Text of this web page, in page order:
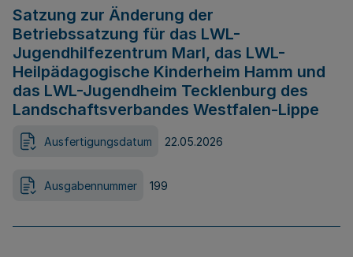
Satzung zur Änderung der
Betriebssatzung für das LWL-
Jugendhilfezentrum Marl, das LWL-
Heilpädagogische Kinderheim Hamm und
das LWL-Jugendheim Tecklenburg des
Landschaftsverbandes Westfalen-Lippe
Ausfertigungsdatum 22.05.2026
Ausgabennummer 199